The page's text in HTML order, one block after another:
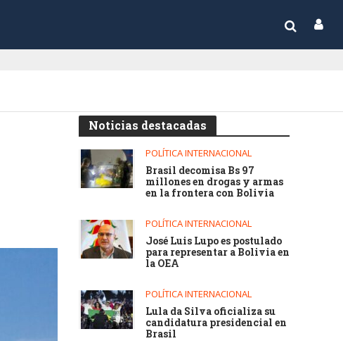
Noticias destacadas
POLÍTICA INTERNACIONAL
Brasil decomisa Bs 97
millones en drogas y armas
en la frontera con Bolivia
POLÍTICA INTERNACIONAL
José Luis Lupo es postulado
para representar a Bolivia en
la OEA
POLÍTICA INTERNACIONAL
Lula da Silva oficializa su
candidatura presidencial en
Brasil